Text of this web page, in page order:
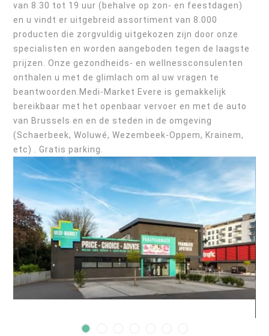
van 8.30 tot 19 uur (behalve op zon- en feestdagen)
en u vindt er uitgebreid assortiment van 8.000
producten die zorgvuldig uitgekozen zijn door onze
specialisten en worden aangeboden tegen de laagste
prijzen. Onze gezondheids- en wellnessconsulenten
onthalen u met de glimlach om al uw vragen te
beantwoorden.Medi-Market Evere is gemakkelijk
bereikbaar met het openbaar vervoer en met de auto
van Brussels en en de steden in de omgeving
(Schaerbeek, Woluwé, Wezembeek-Oppem, Krainem,
etc) . Gratis parking.